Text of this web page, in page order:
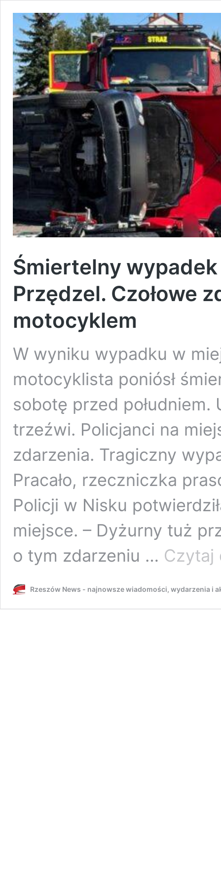
Śmiertelny
Przędzel. Czołowe
motocyklem
W wyniku wypadku w
motocyklista poniósł
sobotę przed
trzeźwi. Policjanci na
zdarzenia. Tragiczny
Pracało, rzeczniczka
Policji w Nisku
miejsce. – Dyżurny tuż
o tym zdarzeniu … Czytaj
Rzeszów News - najnowsze wiadomości, wydarzenia i